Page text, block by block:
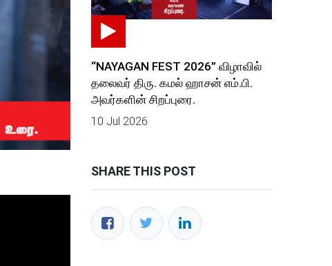
“NAYAGAN FEST 2026” விழாவில்
தலைவர் திரு. கமல் ஹாசன் எம்.பி.
அவர்களின் சிறப்புரை.
10 Jul 2026
SHARE THIS POST